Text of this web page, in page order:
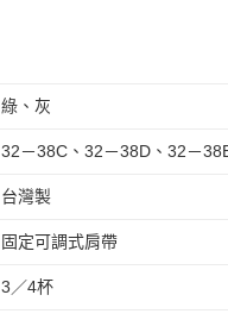
綠、灰
32－38C、32－38D、32－
台灣製
固定可調式肩帶
3／4杯